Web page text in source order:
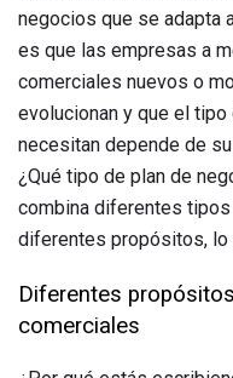
negocios que se adapta
es que las empresas a
comerciales nuevos o
evolucionan y que el
necesitan depende de
¿Qué tipo de plan de
combina diferentes
diferentes propósitos, lo
Diferentes
comerciales